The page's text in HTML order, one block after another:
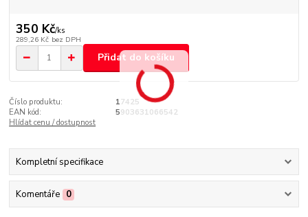
350 Kč/ks
289,26 Kč bez DPH
Přidat do košíku
Číslo produktu:
17425
EAN kód:
5903631066542
Hlídat cenu / dostupnost
Kompletní specifikace
Komentáře 0